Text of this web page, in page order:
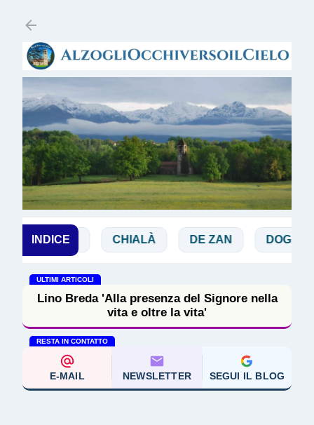
INDICE
BIBBIA CHIALÀ DE ZAN DOGLIO
ULTIMI ARTICOLI
Lino Breda 'Alla presenza del Signore nella
vita e oltre la vita'
RESTA IN CONTATTO
E-MAIL NEWSLETTER SEGUI IL BLOG